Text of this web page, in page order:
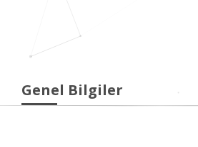
Genel Bilgiler